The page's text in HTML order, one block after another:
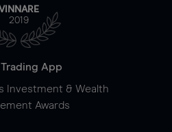
2019
Trading App
Investment & Wealth
Awards